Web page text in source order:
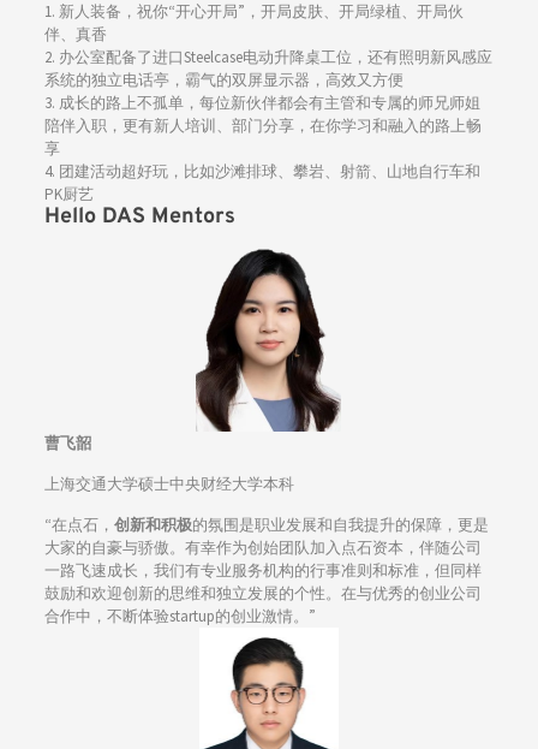
1. 新人装备，祝你“开心开局”，开局皮肤、开局绿植、开局伙
伴、真香
2. 办公室配备了进口Steelcase电动升降桌工位，还有照明新风感应
系统的独立电话亭，霸气的双屏显示器，高效又方便
3. 成长的路上不孤单，每位新伙伴都会有主管和专属的师兄师姐
陪伴入职，更有新人培训、部门分享，在你学习和融入的路上畅
享
4. 团建活动超好玩，比如沙滩排球、攀岩、射箭、山地自行车和
PK厨艺
Hello DAS Mentors
曹飞韶
上海交通大学硕士中央财经大学本科
“在点石， 创新和积极的氛围是职业发展和自我提升的保障，更是
大家的自豪与骄傲。有幸作为创始团队加入点石资本，伴随公司
一路飞速成长，我们有专业服务机构的行事准则和标准，但同样
鼓励和欢迎创新的思维和独立发展的个性。在与优秀的创业公司
合作中，不断体验startup的创业激情。”